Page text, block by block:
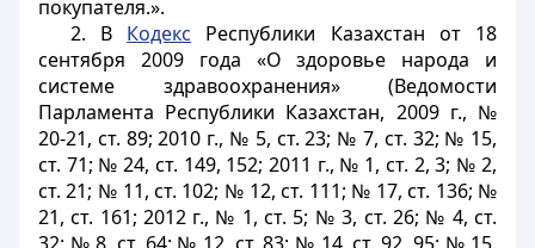
покупателя.».
2. В Кодекс Республики Казахстан от 18
сентября 2009 года «О здоровье народа и
системе здравоохранения» (Ведомости
Парламента Республики Казахстан, 2009 г., №
20-21, ст. 89; 2010 г., № 5, ст. 23; № 7, ст. 32; № 15,
ст. 71; № 24, ст. 149, 152; 2011 г., № 1, ст. 2, 3; № 2,
ст. 21; № 11, ст. 102; № 12, ст. 111; № 17, ст. 136; №
21, ст. 161; 2012 г., № 1, ст. 5; № 3, ст. 26; № 4, ст.